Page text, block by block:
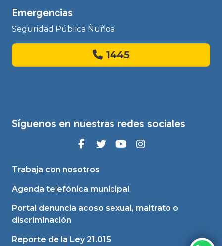
Emergencias
Seguridad Pública Ñuñoa
1445
Síguenos en nuestras redes sociales
Trabaja con nosotros
Agenda telefónica municipal
Portal denuncia acoso sexual, maltrato o
discriminación
Reporte de la Ley 21.015